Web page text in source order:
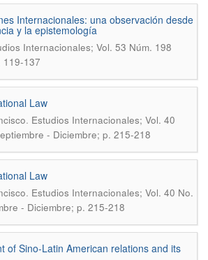
Internacionales: una observación desde
y la epistemología
Internacionales; Vol. 53 Núm. 198
119-137
Law
. Estudios Internacionales; Vol. 40
- Diciembre; p. 215-218
Law
. Estudios Internacionales; Vol. 40 No.
- Diciembre; p. 215-218
of Sino-Latin American relations and its